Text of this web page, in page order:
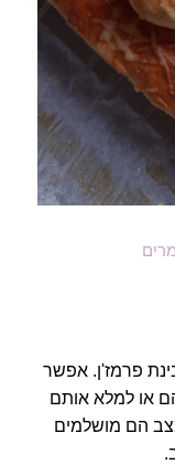
פרמז'ן. אפשר
או למלא אותם
הם מושלמים